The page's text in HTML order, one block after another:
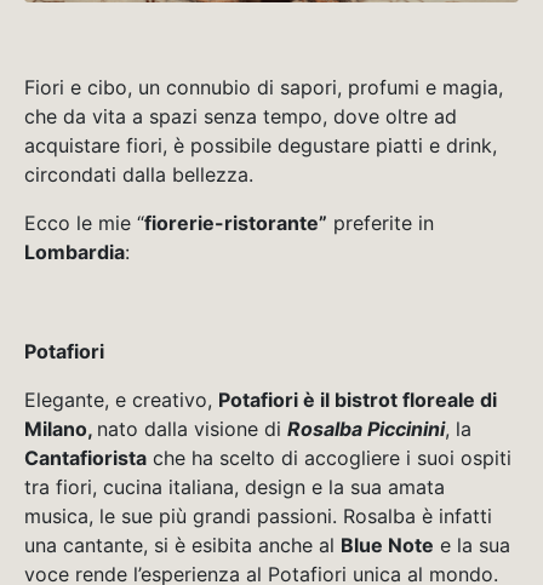
Fiori e cibo, un connubio di sapori, profumi e magia,
che da vita a spazi senza tempo, dove oltre ad
acquistare fiori, è possibile degustare piatti e drink,
circondati dalla bellezza.
Ecco le mie “fiorerie-ristorante” preferite in
Lombardia:
Potafiori
Elegante, e creativo, Potafiori è il bistrot floreale di
Milano, nato dalla visione di Rosalba Piccinini, la
Cantafiorista che ha scelto di accogliere i suoi ospiti
tra fiori, cucina italiana, design e la sua amata
musica, le sue più grandi passioni. Rosalba è infatti
una cantante, si è esibita anche al Blue Note e la sua
voce rende l’esperienza al Potafiori unica al mondo.